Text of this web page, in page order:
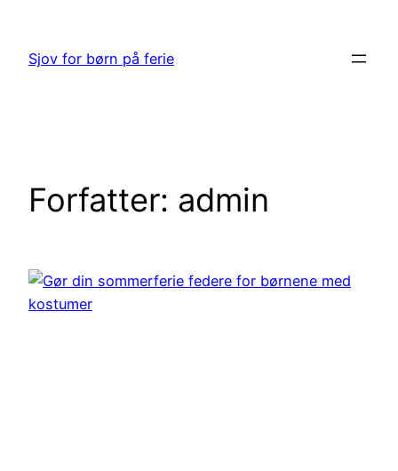
indhold
Sjov for børn på ferie
Forfatter: admin